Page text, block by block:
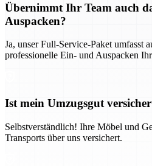
Übernimmt Ihr Team auch
Auspacken?
Ja, unser Full-Service-Paket umfasst
professionelle Ein- und Auspacken
Ist mein Umzugsgut
Selbstverständlich! Ihre Möbel und
Transports über uns versichert.